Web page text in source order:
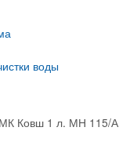
воды
Ковш 1 л. МН 115/А